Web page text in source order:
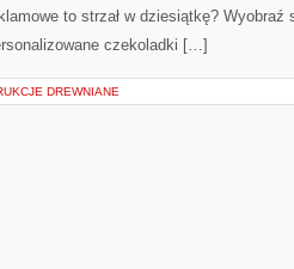
to strzał w dziesiątkę?
czekoladki […]
DREWNIANE